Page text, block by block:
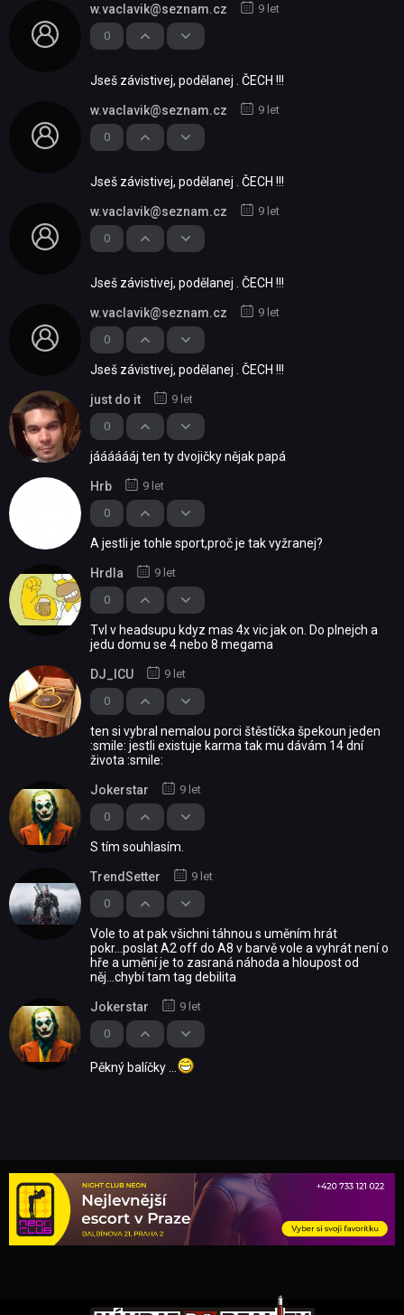
0
w.vaclavik@seznam.cz 9 let
Jseš závistivej, podělanej . ČECH !!!
0
w.vaclavik@seznam.cz 9 let
Jseš závistivej, podělanej . ČECH !!!
0
w.vaclavik@seznam.cz 9 let
Jseš závistivej, podělanej . ČECH !!!
0
w.vaclavik@seznam.cz 9 let
Jseš závistivej, podělanej . ČECH !!!
0
just do it 9 let
jááááááj ten ty dvojičky nějak papá
0
Hrb 9 let
A jestli je tohle sport,proč je tak vyžranej?
0
Hrdla 9 let
Tvl v headsupu kdyz mas 4x vic jak on. Do plnejch a
jedu domu se 4 nebo 8 megama
0
DJ_ICU 9 let
ten si vybral nemalou porci štěstíčka špekoun jeden
:smile: jestli existuje karma tak mu dávám 14 dní
života :smile:
0
Jokerstar 9 let
S tím souhlasím.
0
TrendSetter 9 let
Vole to at pak všichni táhnou s uměním hrát
pokr...poslat A2 off do A8 v barvě vole a vyhrát není o
hře a umění je to zasraná náhoda a hloupost od
něj...chybí tam tag debilita
0
Jokerstar 9 let
Pěkný balíčky ...